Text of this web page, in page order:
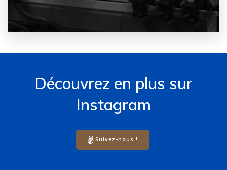
Découvrez en plus sur
Instagram
Suivez-nous !